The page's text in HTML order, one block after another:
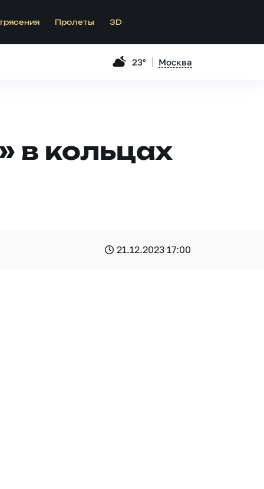
Пролеты 3D
23° Москва
в кольцах
21.12.2023 17:00